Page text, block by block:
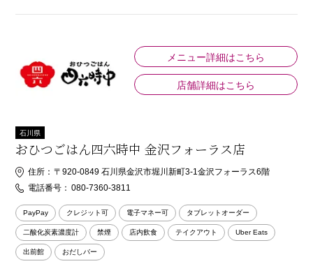
メニュー詳細はこちら
店舗詳細はこちら
石川県
おひつごはん四六時中 金沢フォーラス店
住所： 〒920-0849 石川県金沢市堀川新町3-1金沢フォーラス6階
電話番号： 080-7360-3811
PayPay クレジット可 電子マネー可 タブレットオーダー
二酸化炭素濃度計 禁煙 店内飲食 テイクアウト Uber Eats
出前館 おだしバー